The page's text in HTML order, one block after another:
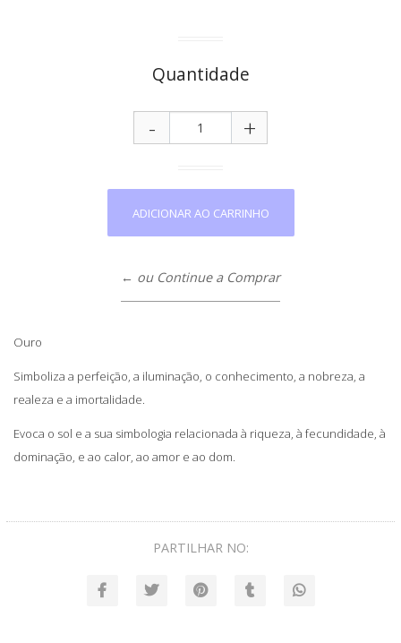
Quantidade
+
-
← ou Continue a Comprar
Ouro
Simboliza a perfeição, a iluminação, o conhecimento, a nobreza, a
realeza e a imortalidade.
Evoca o sol e a sua simbologia relacionada à riqueza, à fecundidade, à
dominação, e ao calor, ao amor e ao dom.
PARTILHAR NO: